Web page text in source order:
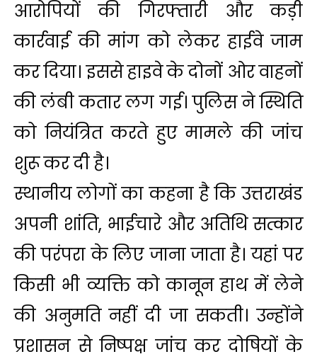
आरोपियों की गिरफ्तारी और कड़ी
कार्रवाई की मांग को लेकर हाईवे जाम
कर दिया। इससे हाइवे के दोनों ओर वाहनों
की लंबी कतार लग गई। पुलिस ने स्थिति
को नियंत्रित करते हुए मामले की जांच
शुरू कर दी है।
स्थानीय लोगों का कहना है कि उत्तराखंड
अपनी शांति, भाईचारे और अतिथि सत्कार
की परंपरा के लिए जाना जाता है। यहां पर
किसी भी व्यक्ति को कानून हाथ में लेने
की अनुमति नहीं दी जा सकती। उन्होंने
प्रशासन से निष्पक्ष जांच कर दोषियों के